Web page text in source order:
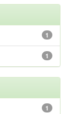
1
1
1